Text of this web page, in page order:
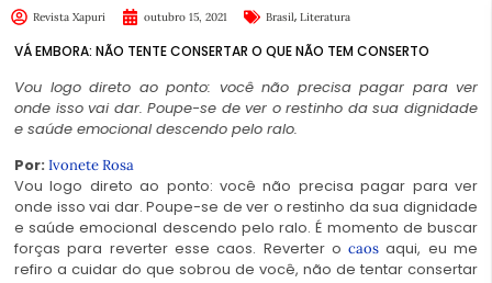
Revista Xapuri outubro 15, 2021 Brasil, Literatura
VÁ EMBORA: NÃO TENTE CONSERTAR O QUE NÃO TEM CONSERTO
Vou logo direto ao ponto: você não precisa pagar para ver
onde isso vai dar. Poupe-se de ver o restinho da sua dignidade
e saúde emocional descendo pelo ralo.
Por: Ivonete Rosa
Vou logo direto ao ponto: você não precisa pagar para ver
onde isso vai dar. Poupe-se de ver o restinho da sua dignidade
e saúde emocional descendo pelo ralo. É momento de buscar
forças para reverter esse caos. Reverter ocaos aqui, eu me
refiro a cuidar do que sobrou de você, não de tentar consertar